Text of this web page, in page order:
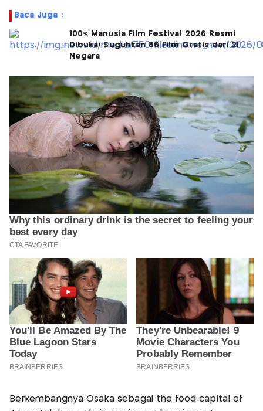
Baca Juga :
100% Manusia Film Festival 2026 Resmi
Dibuka! Suguhkan 86 Film Gratis dari 21
Negara
Berkembangnya Osaka sebagai the food capital of